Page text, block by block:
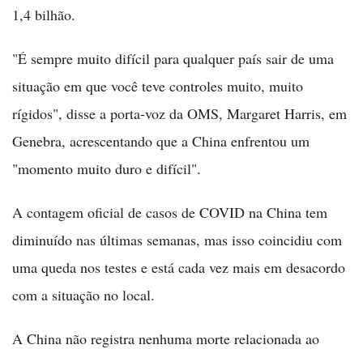
1,4 bilhão.
"É sempre muito difícil para qualquer país sair de uma
situação em que você teve controles muito, muito
rígidos", disse a porta-voz da OMS, Margaret Harris, em
Genebra, acrescentando que a China enfrentou um
"momento muito duro e difícil".
A contagem oficial de casos de COVID na China tem
diminuído nas últimas semanas, mas isso coincidiu com
uma queda nos testes e está cada vez mais em desacordo
com a situação no local.
A China não registra nenhuma morte relacionada ao